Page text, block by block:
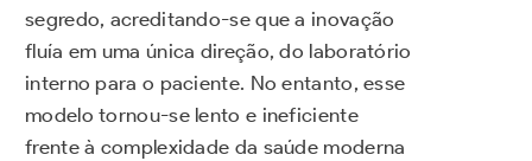
segredo, acreditando-se que a inovação
fluía em uma única direção, do laboratório
interno para o paciente. No entanto, esse
modelo tornou-se lento e ineficiente
frente à complexidade da saúde moderna